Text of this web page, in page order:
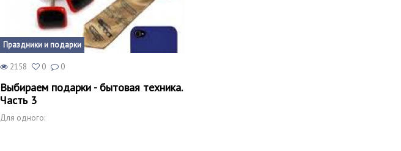
Праздники и подарки
2158 0 0
Выбираем подарки - бытовая техника.
Часть 3
Для одного: